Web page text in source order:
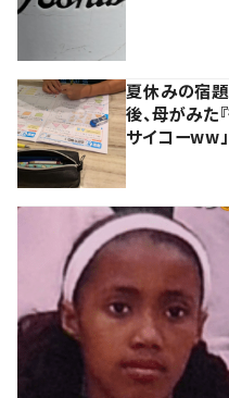
夏休みの宿
後、母がみた
サイコーww